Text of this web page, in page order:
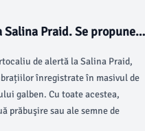
Praid. Se propune
de alertă la Salina Praid,
înregistrate în masivul de
galben. Cu toate acestea,
prăbuşire sau ale semne de